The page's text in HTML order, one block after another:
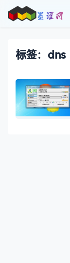
标签：dns